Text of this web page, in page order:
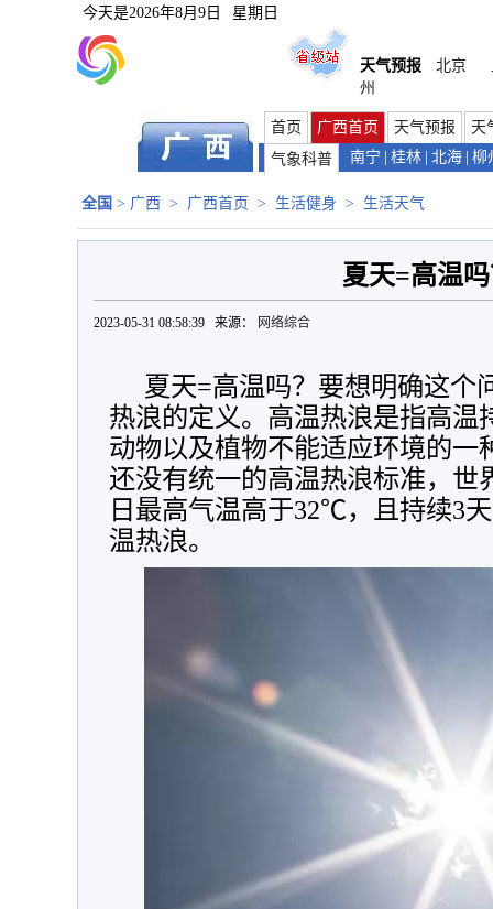
今天是2026年8月9日 星期日
天气预报 北京
州
首页 广西首页 天气预报
天
气象科普
南宁 桂林 北海 柳
全国 > 广西 > 广西首页 > 生活健身 > 生活天气
夏天=高温
2023-05-31 08:58:39 来源： 网络综合
夏天=高温吗？要想明确这个
热浪的定义。高温热浪是指高温
动物以及植物不能适应环境的一
还没有统一的高温热浪标准，世
日最高气温高于32℃，且持续3
温热浪。